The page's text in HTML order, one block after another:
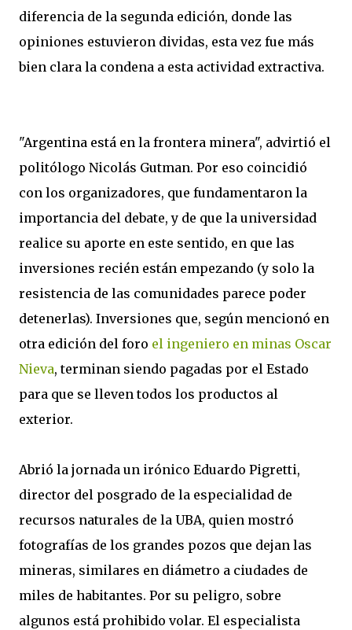
diferencia de la segunda edición, donde las
opiniones estuvieron dividas, esta vez fue más
bien clara la condena a esta actividad extractiva.
"Argentina está en la frontera minera", advirtió el
politólogo Nicolás Gutman. Por eso coincidió
con los organizadores, que fundamentaron la
importancia del debate, y de que la universidad
realice su aporte en este sentido, en que las
inversiones recién están empezando (y solo la
resistencia de las comunidades parece poder
detenerlas). Inversiones que, según mencionó en
otra edición del foro el ingeniero en minas Oscar
Nieva, terminan siendo pagadas por el Estado
para que se lleven todos los productos al
exterior.
Abrió la jornada un irónico Eduardo Pigretti,
director del posgrado de la especialidad de
recursos naturales de la UBA, quien mostró
fotografías de los grandes pozos que dejan las
mineras, similares en diámetro a ciudades de
miles de habitantes. Por su peligro, sobre
algunos está prohibido volar. El especialista